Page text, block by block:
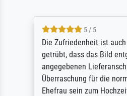
5 / 5
Die Zufriedenheit ist
getrübt, dass das Bild
angegebenen
Überraschung für die
Ehefrau sein zum